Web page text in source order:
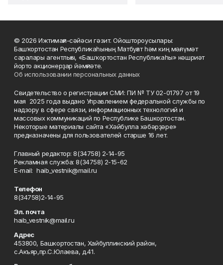
© 2026 Ижтимағи-сәйәси гәзит. Ойоштороусылары:
Башҡортостан Республикаһының Матбуғат һәм киң мәғлүмәт
саралары агентлығы, «Башҡортостан Республикаһы» нәшриәт
йорто акционерҙар йәмғиәте.
Об использовании персональных данных
Свидетельство о регистрации СМИ: ПИ № ТУ 02-01797 от 19
мая 2025 года выдано Управлением федеральной службы по
надзору в сфере связи, информационных технологий и
массовых коммуникаций по Республике Башкортостан.
Некоторые материалы сайта «Хәйбулла хәбәрҙәре»
предназначены для пользователей старше 16 лет.
Главный редактор: 8(34758) 2-14-95
Рекламная служба: 8(34758) 2-15-62
Е-mаil: haib_vestnik@mail.ru
Телефон
8(34758)2-14-95
Эл. почта
haib_vestnik@mail.ru
Адрес
453800, Башкортостан, Хайбуллинский район,
с.Акъяр,пр.С.Юлаева, д.41.